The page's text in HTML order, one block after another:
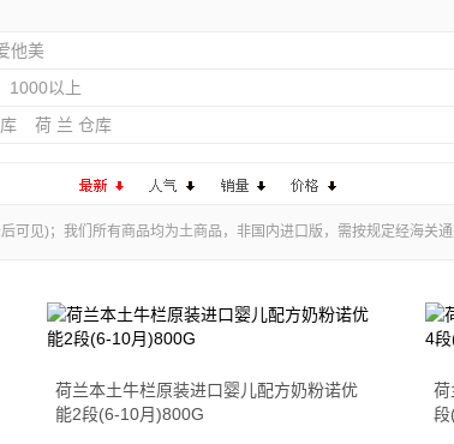
他美
1000以上
荷 兰 仓库
可见)；我们所有商品均为土商品，非国内进口版，需按规定经海关
荷兰本土牛栏原装进口婴儿配方奶粉诺优
能2段(6-10月)800G
荷
段